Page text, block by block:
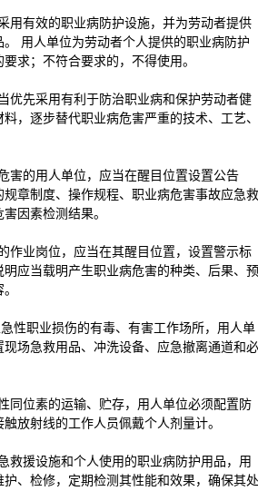
有效的职业病防护设施，并为劳动者提供
用人单位为劳动者个人提供的职业病防护
求；不符合要求的，不得使用。
先采用有利于防治职业病和保护劳动者健
，逐步替代职业病危害严重的技术、工艺、
的用人单位，应当在醒目位置设置公告
章制度、操作规程、职业病危害事故应急救
因素检测结果。
业岗位，应当在其醒目位置，设置警示标
应当载明产生职业病危害的种类、后果、预
性职业损伤的有毒、有害工作场所，用人单
场急救用品、冲洗设备、应急撤离通道和必
位素的运输、贮存，用人单位必须配置防
放射线的工作人员佩戴个人剂量计。
援设施和个人使用的职业病防护用品，用
护、检修，定期检测其性能和效果，确保其处